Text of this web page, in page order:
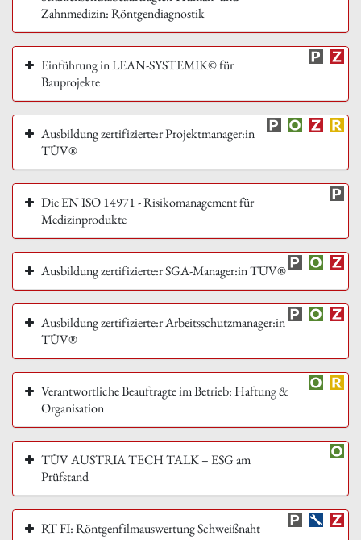
Zahnmedizin: Röntgendiagnostik
Einführung in LEAN-SYSTEMIK© für
Bauprojekte
Ausbildung zertifizierte:r Projektmanager:in
TÜV®
Die EN ISO 14971 - Risikomanagement für
Medizinprodukte
Ausbildung zertifizierte:r SGA-Manager:in TÜV®
Ausbildung zertifizierte:r Arbeitsschutzmanager:in
TÜV®
Verantwortliche Beauftragte im Betrieb: Haftung &
Organisation
TÜV AUSTRIA TECH TALK – ESG am
Prüfstand
RT FI: Röntgenfilmauswertung Schweißnaht